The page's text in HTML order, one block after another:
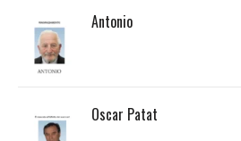
Antonio
Oscar Patat